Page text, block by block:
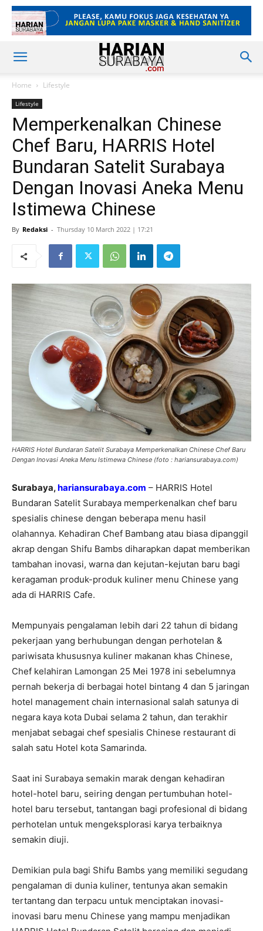
Home Lifestyle
Lifestyle
Memperkenalkan Chinese
Chef Baru, HARRIS Hotel
Bundaran Satelit Surabaya
Dengan Inovasi Aneka Menu
Istimewa Chinese
By Redaksi - Thursday 10 March 2022 | 17:21
HARRIS Hotel Bundaran Satelit Surabaya Memperkenalkan Chinese Chef Baru
Dengan Inovasi Aneka Menu Istimewa Chinese (foto : hariansurabaya.com)
Surabaya,hariansurabaya.com – HARRIS Hotel
Bundaran Satelit Surabaya memperkenalkan chef baru
spesialis chinese dengan beberapa menu hasil
olahannya. Kehadiran Chef Bambang atau biasa dipanggil
akrap dengan Shifu Bambs diharapkan dapat memberikan
tambahan inovasi, warna dan kejutan-kejutan baru bagi
keragaman produk-produk kuliner menu Chinese yang
ada di HARRIS Cafe.
Mempunyais pengalaman lebih dari 22 tahun di bidang
pekerjaan yang berhubungan dengan perhotelan &
pariwisata khususnya kuliner makanan khas Chinese,
Chef kelahiran Lamongan 25 Mei 1978 ini sebelumnya
pernah bekerja di berbagai hotel bintang 4 dan 5 jaringan
hotel management chain internasional salah satunya di
negara kaya kota Dubai selama 2 tahun, dan terakhir
menjabat sebagai chef spesialis Chinese restaurant di
salah satu Hotel kota Samarinda.
Saat ini Surabaya semakin marak dengan kehadiran
hotel-hotel baru, seiring dengan pertumbuhan hotel-
hotel baru tersebut, tantangan bagi profesional di bidang
perhotelan untuk mengeksplorasi karya terbaiknya
semakin diuji.
Demikian pula bagi Shifu Bambs yang memiliki segudang
pengalaman di dunia kuliner, tentunya akan semakin
tertantang dan terpacu untuk menciptakan inovasi-
inovasi baru menu Chinese yang mampu menjadikan